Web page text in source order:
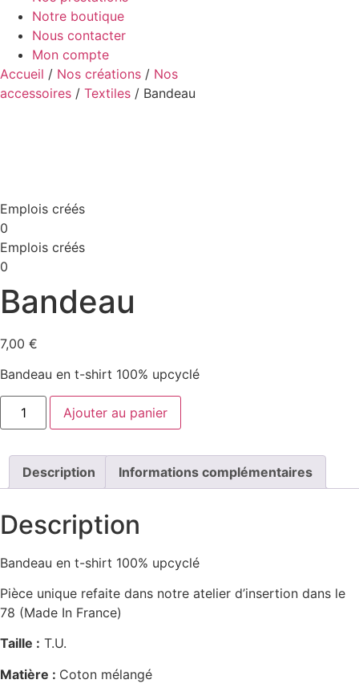
Notre boutique
Nous contacter
Mon compte
Accueil / Nos créations / Nos
accessoires / Textiles / Bandeau
Emplois créés
0
Emplois créés
0
Bandeau
7,00 €
Bandeau en t-shirt 100% upcyclé
quantité
Bandeau
Ajouter au panier
Description Informations complémentaires
Description
Bandeau en t-shirt 100% upcyclé
Pièce unique refaite dans notre atelier d’insertion dans le
78 (Made In France)
Taille : T.U.
Matière : Coton mélangé